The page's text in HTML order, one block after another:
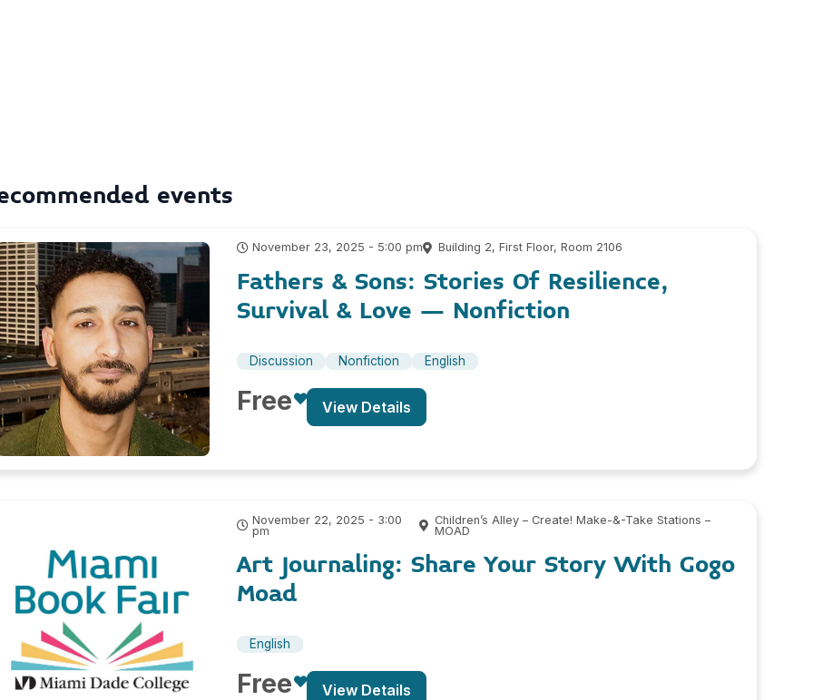
events
November 23, 2025 - 5:00 pm Building 2, First Floor, Room 2106
Fathers & Sons: Stories Of Resilience,
Survival & Love – Nonfiction
Discussion Nonfiction English
Free View Details
November 22, 2025 - 3:00
pm
Children’s Alley – Create! Make-&-Take Stations –
MOAD
Art Journaling: Share Your Story With Gogo
Moad
English
Free View Details